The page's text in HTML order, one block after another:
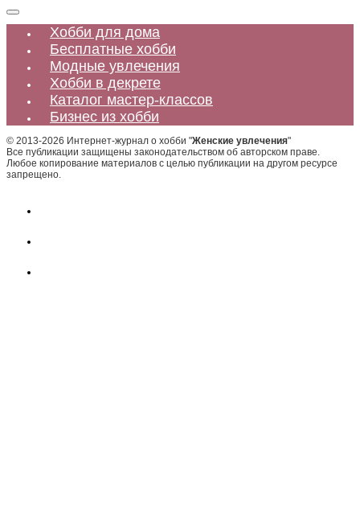
Хобби для дома
Бесплатные хобби
Модные увлечения
Хобби в декрете
Каталог мастер-классов
Бизнес из хобби
© 2013-2026 Интернет-журнал о хобби "Женские увлечения"
Все публикации защищены законодательством об авторском праве.
Любое копирование материалов с целью публикации на другом ресурсе
запрещено.